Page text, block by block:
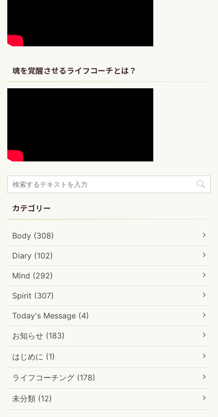
魂を覚醒させるライフコーチとは？
カテゴリー
Body (308)
Diary (102)
Mind (292)
Spirit (307)
Today's Message (4)
お知らせ (183)
はじめに (1)
ライフコーチング (178)
未分類 (12)